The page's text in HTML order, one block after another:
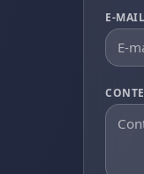
E-MAIL